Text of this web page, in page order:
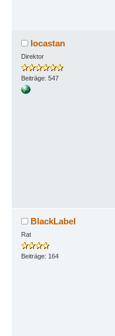
locastan
Direktor
Beiträge: 547
BlackLabel
Rat
Beiträge: 164